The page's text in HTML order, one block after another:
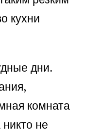
кухни
дни.
комната
никто не